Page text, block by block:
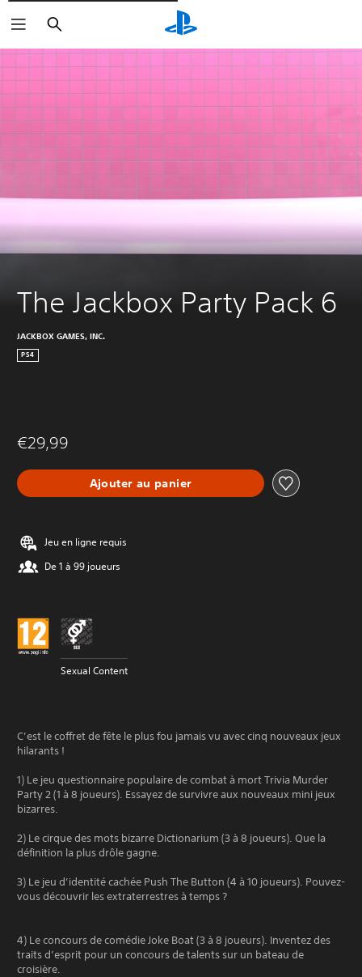
Rechercher
The Jackbox Party Pack 6
JACKBOX GAMES, INC.
PS4
€29,99
Ajouter au panier
Jeu en ligne requis
De 1 à 99 joueurs
Sexual Content
C’est le coffret de fête le plus fou jamais vu avec cinq nouveaux jeux
hilarants !
1) Le jeu questionnaire populaire de combat à mort Trivia Murder
Party 2 (1 à 8 joueurs). Essayez de survivre aux nouveaux mini jeux
bizarres.
2) Le cirque des mots bizarre Dictionarium (3 à 8 joueurs). Que la
définition la plus drôle gagne.
3) Le jeu d’identité cachée Push The Button (4 à 10 joueurs). Pouvez-
vous découvrir les extraterrestres à temps ?
4) Le concours de comédie Joke Boat (3 à 8 joueurs). Inventez des
traits d’esprit pour un concours de talents sur un bateau de
croisière.